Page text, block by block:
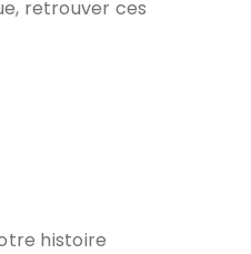
retrouver ces
histoire